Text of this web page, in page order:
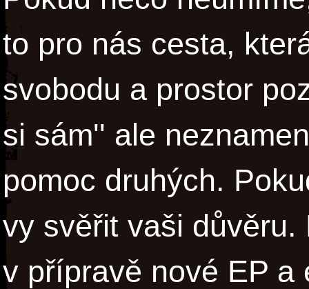
to pro nás cesta,
svobodu a prostor
si sám'' ale
pomoc druhých.
vy svěřit vaši důvěru.
v přípravě nové EP a